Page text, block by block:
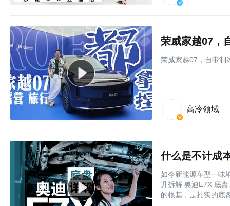
荣威家越07，
荣威家越07，自带制
高冷领域
什么是不计成
如今新能源车型一味
升拆解 奥迪E7X 底
的根基，是扎实的底